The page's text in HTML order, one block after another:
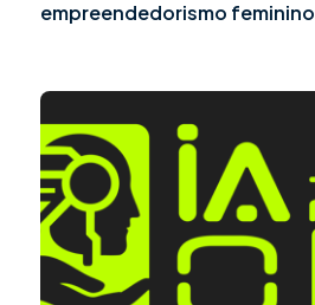
empreendedorismo feminino